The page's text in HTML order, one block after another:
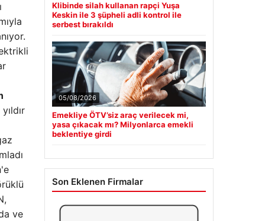
ve
Klibinde silah kullanan rapçi Yuşa
Keskin ile 3 şüpheli adli kontrol ile
serbest bırakıldı
05/08/2026
Emekliye ÖTV’siz araç verilecek mi,
yasa çıkacak mı? Milyonlarca emekli
beklentiye girdi
Son Eklenen Firmalar